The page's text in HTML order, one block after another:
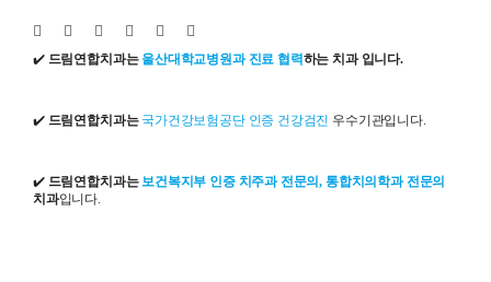
✔️ 드림연합치과는 울산대학교병원과 진료 협력하는 치과 입니다.
✔️ 드림연합치과는 국가건강보험공단 인증 건강검진 우수기관입니다.
✔️ 드림연합치과는 보건복지부 인증 치주과 전문의, 통합치의학과 전문의
치과입니다.